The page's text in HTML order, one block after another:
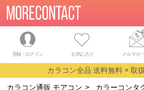
登録・ログイン お気に入り メルマガ・
カラコン全品 送料無料 × 取
カラコン通販 モアコン > カラーコンタ